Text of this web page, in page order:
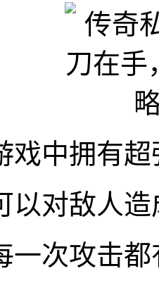
戏中拥有
以对敌人
一次攻击